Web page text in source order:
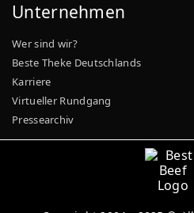
Unternehmen
Wer sind wir?
Beste Theke Deutschlands
Karriere
Virtueller Rundgang
Pressearchiv